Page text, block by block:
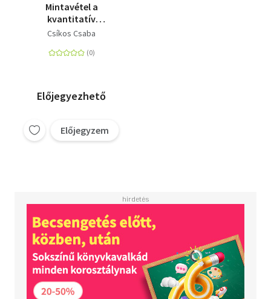
Mintavétel a
kvantitatív
pedagógiai
Csíkos Csaba
Előjegyezhető
Előjegyzem